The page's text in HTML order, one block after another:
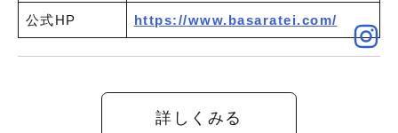
公式HP https://www.basaratei.com/
詳しくみる